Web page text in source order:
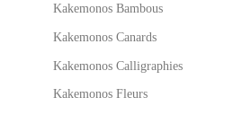
Kakemonos Bambous
Kakemonos Canards
Kakemonos Calligraphies
Kakemonos Fleurs